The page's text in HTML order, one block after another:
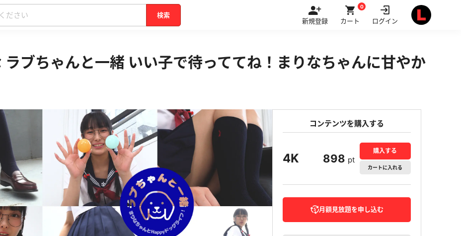
検索
新規登録 カート
0
ログイン
ラブちゃんと一緒 いい子で待っててね！まりなちゃんに甘やか
コンテンツを購入する
4K 898 pt
購入する
カートに入れる
月額見放題を申し込む